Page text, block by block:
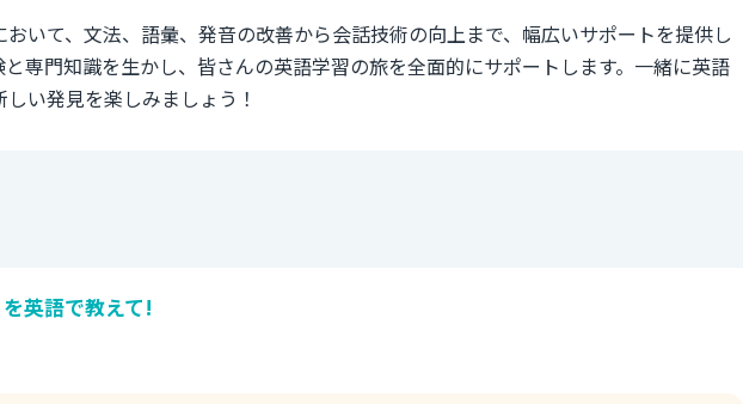
いて、文法、語彙、発音の改善から会話技術の向上まで、幅広いサポートを提供し
と専門知識を生かし、皆さんの英語学習の旅を全面的にサポートします。一緒に英語
い発見を楽しみましょう！
英語で教えて!